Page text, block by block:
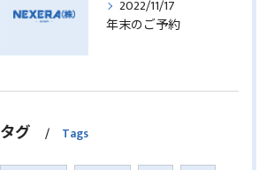
2022/11/17
年末のご予約
タグ Tags